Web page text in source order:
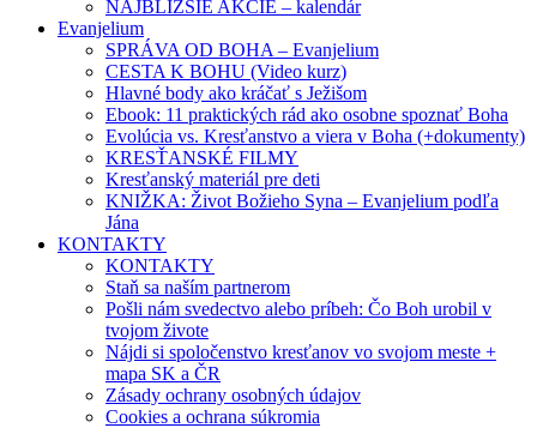
NAJBLIŽŠIE AKCIE – kalendár
Evanjelium
SPRÁVA OD BOHA – Evanjelium
CESTA K BOHU (Video kurz)
Hlavné body ako kráčať s Ježišom
Ebook: 11 praktických rád ako osobne spoznať Boha
Evolúcia vs. Kresťanstvo a viera v Boha (+dokumenty)
KRESŤANSKÉ FILMY
Kresťanský materiál pre deti
KNIŽKA: Život Božieho Syna – Evanjelium podľa
Jána
KONTAKTY
KONTAKTY
Staň sa naším partnerom
Pošli nám svedectvo alebo príbeh: Čo Boh urobil v
tvojom živote
Nájdi si spoločenstvo kresťanov vo svojom meste +
mapa SK a ČR
Zásady ochrany osobných údajov
Cookies a ochrana súkromia